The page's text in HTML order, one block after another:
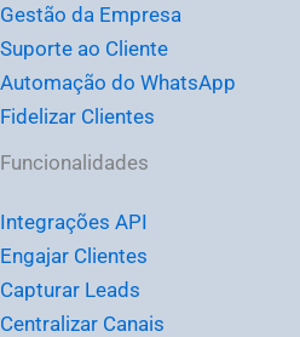
Gestão da Empresa
Suporte ao Cliente
Automação do WhatsApp
Fidelizar Clientes
Funcionalidades
Integrações API
Engajar Clientes
Capturar Leads
Centralizar Canais